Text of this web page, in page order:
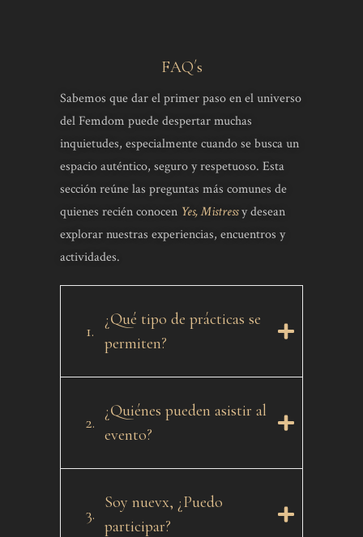
FAQ´s
Sabemos que dar el primer paso en el universo
del Femdom puede despertar muchas
inquietudes, especialmente cuando se busca un
espacio auténtico, seguro y respetuoso. Esta
sección reúne las preguntas más comunes de
quienes recién conocen Yes, Mistressy desean
explorar nuestras experiencias, encuentros y
actividades.
1.
¿Qué tipo de prácticas se
permiten?
2.
¿Quiénes pueden asistir al
evento?
3.
Soy nuevx, ¿Puedo
participar?